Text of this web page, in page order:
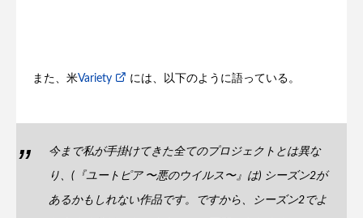
また、米Variety には、以下のように語っている。
今まで私が手掛けてきた全てのプロジェクトとは異な
り、(『ユートピア 〜悪のウイルス〜』は) シーズン2が
あるかもしれない作品です。ですから、シーズン2でよ